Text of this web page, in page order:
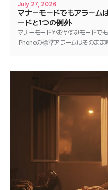
July 27, 2026
マナーモードでもアラーム
ードと1つの例外
マナーモードやおやすみモードで
iPhoneの標準アラームはそのまま